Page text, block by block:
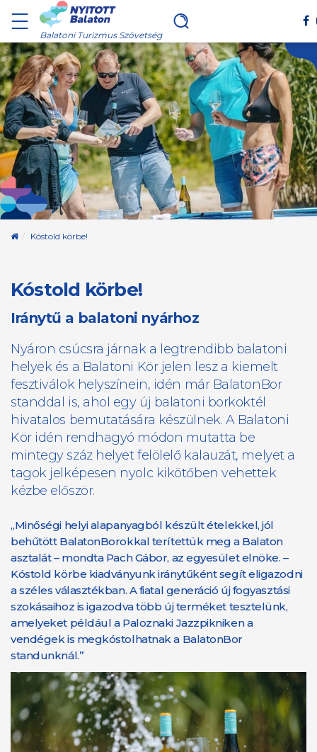
Balatoni Turizmus Szövetség
Kezdőoldal
Kóstold körbe!
Kóstold körbe!
Iránytű a balatoni nyárhoz
Nyáron csúcsra járnak a legtrendibb balatoni
helyek és a Balatoni Kör jelen lesz a kiemelt
fesztiválok helyszínein, idén már BalatonBor
standdal is, ahol egy új balatoni borkoktél
hivatalos bemutatására készülnek. A Balatoni
Kör idén rendhagyó módon mutatta be
mintegy száz helyet felölelő kalauzát, melyet a
tagok jelképesen nyolc kikötőben vehettek
kézbe először.
„Minőségi helyi alapanyagból készült ételekkel, jól
behűtött BalatonBorokkal terítettük meg a Balaton
asztalát – mondta Pach Gábor, az egyesület elnöke. –
Kóstold körbe kiadványunk iránytűként segít eligazodni
a széles választékban. A fiatal generáció új fogyasztási
szokásaihoz is igazodva több új terméket tesztelünk,
amelyeket például a Paloznaki Jazzpikniken a
vendégek is megkóstolhatnak a BalatonBor
standunknál.”